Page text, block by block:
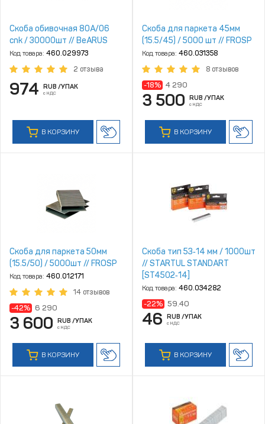
Скоба обивочная 80A/06
cnk / 30000шт // BeARUS
Код товара: 460.029973
2 отзыва
974 RUB /УПАК
с НДС
В КОРЗИНУ
Скоба для паркета 45мм
(15.5/45) / 5000 шт // FROSP
Код товара: 460.031358
8 отзывов
-18% 4 290
3 500 RUB /УПАК
с НДС
В КОРЗИНУ
Скоба для паркета 50мм
(15.5/50) / 5000шт // FROSP
Код товара: 460.012171
14 отзывов
-42% 6 290
3 600 RUB /УПАК
с НДС
В КОРЗИНУ
Скоба тип 53‑14 мм / 1000шт
// STARTUL STANDART
[ST4502‑14]
Код товара: 460.034282
-22% 59.40
46 RUB /УПАК
с НДС
В КОРЗИНУ